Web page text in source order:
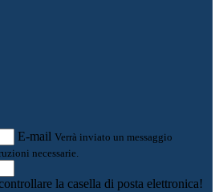
E-mail Verrà inviato un messaggio
necessarie.
la casella di posta elettronica!